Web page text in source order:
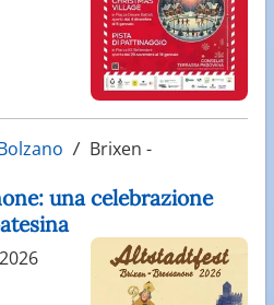
Brixen -
una celebrazione